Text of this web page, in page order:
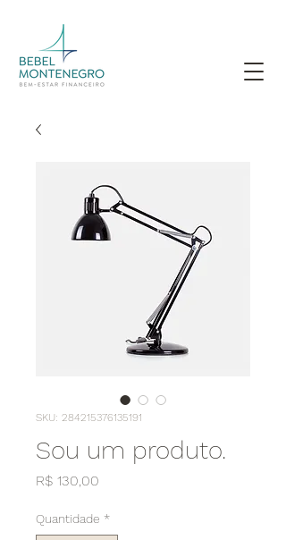
SKU: 284215376135191
Sou um produto.
R$ 130,00
Quantidade *